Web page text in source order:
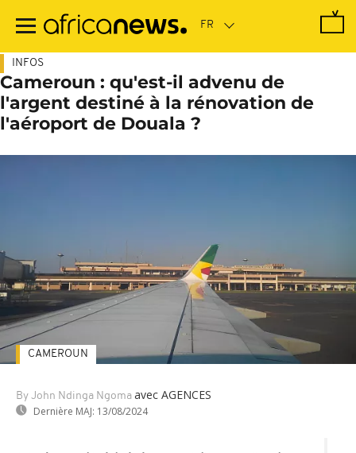
contenu
INFOS
Cameroun : qu'est-il advenu de
l'argent destiné à la rénovation de
l'aéroport de Douala ?
By John Ndinga Ngoma avec AGENCES
Dernière MAJ: 13/08/2024
CAMEROUN